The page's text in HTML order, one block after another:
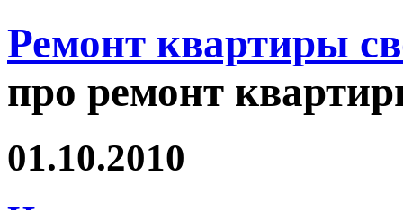
Ремонт квартиры
про ремонт
01.10.2010